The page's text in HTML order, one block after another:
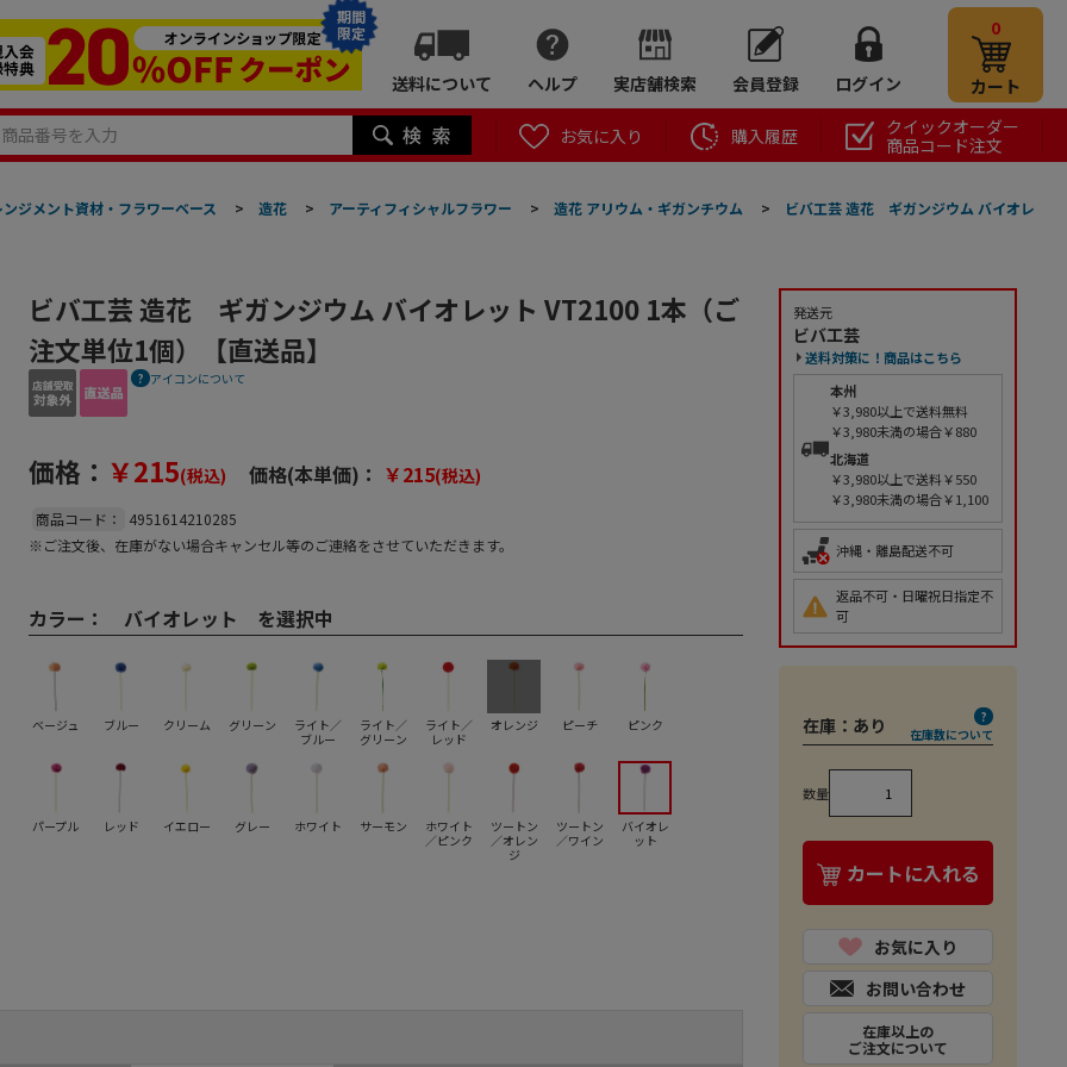
期間
限定
送料について ヘルプ 実店舗検索 会員登録 ログイン
0
カート
お気に入り 購入履歴
クイックオーダー
商品コード注文
ジメント資材・フラワーベース > 造花 > アーティフィシャルフラワー > 造花 アリウム・ギガンチウム > ビバ工芸 造花 ギガンジウム バイオレ
ビバ工芸 造花 ギガンジウム バイオレット VT2100 1本（ご
注文単位1個）【直送品】
アイコンについて
価格： ￥215(税込) 価格(本単価)： ￥215(税込)
商品コード：
4951614210285
※ご注文後、在庫がない場合キャンセル等のご連絡をさせていただきます。
カラー： バイオレット を選択中
ベージュ ブルー クリーム グリーン
ライト／
ブルー
ライト／
グリーン
ライト／
レッド
オレンジ ピーチ ピンク
パープル レッド イエロー グレー ホワイト サーモン
ホワイト
／ピンク
ツートン
／オレン
ジ
ツートン
／ワイン
バイオレ
ット
発送元
ビバ工芸
送料対策に！商品はこちら
本州
￥3,980以上で送料無料
￥3,980未満の場合￥880
北海道
￥3,980以上で送料￥550
￥3,980未満の場合￥1,100
沖縄・離島配送不可
返品不可・日曜祝日指定不
可
在庫： あり 在庫数について
数量
カートに入れる
お気に入り
お問い合わせ
在庫以上の
ご注文について